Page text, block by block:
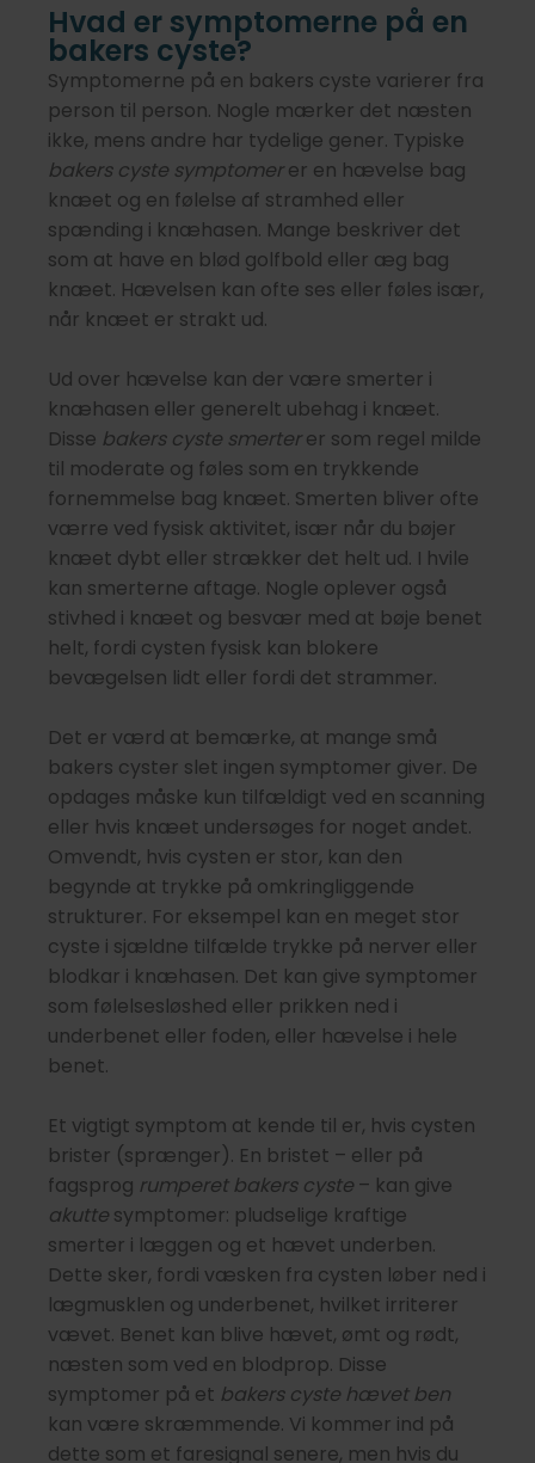
Hvad er symptomerne på en
bakers cyste?
Symptomerne på en bakers cyste varierer fra
person til person. Nogle mærker det næsten
ikke, mens andre har tydelige gener. Typiske
bakers cyste symptomerer en hævelse bag
knæet og en følelse af stramhed eller
spænding i knæhasen. Mange beskriver det
som at have en blød golfbold eller æg bag
knæet. Hævelsen kan ofte ses eller føles især,
når knæet er strakt ud.
Ud over hævelse kan der være smerter i
knæhasen eller generelt ubehag i knæet.
Disse bakers cyste smerterer som regel milde
til moderate og føles som en trykkende
fornemmelse bag knæet. Smerten bliver ofte
værre ved fysisk aktivitet, især når du bøjer
knæet dybt eller strækker det helt ud. I hvile
kan smerterne aftage. Nogle oplever også
stivhed i knæet og besvær med at bøje benet
helt, fordi cysten fysisk kan blokere
bevægelsen lidt eller fordi det strammer.
Det er værd at bemærke, at mange små
bakers cyster slet ingen symptomer giver. De
opdages måske kun tilfældigt ved en scanning
eller hvis knæet undersøges for noget andet.
Omvendt, hvis cysten er stor, kan den
begynde at trykke på omkringliggende
strukturer. For eksempel kan en meget stor
cyste i sjældne tilfælde trykke på nerver eller
blodkar i knæhasen. Det kan give symptomer
som følelsesløshed eller prikken ned i
underbenet eller foden, eller hævelse i hele
benet.
Et vigtigt symptom at kende til er, hvis cysten
brister (sprænger). En bristet – eller på
fagsprog rumperet bakers cyste – kan give
akutte symptomer: pludselige kraftige
smerter i læggen og et hævet underben.
Dette sker, fordi væsken fra cysten løber ned i
lægmusklen og underbenet, hvilket irriterer
vævet. Benet kan blive hævet, ømt og rødt,
næsten som ved en blodprop. Disse
symptomer på et bakers cyste hævet ben
kan være skræmmende. Vi kommer ind på
dette som et faresignal senere, men hvis du